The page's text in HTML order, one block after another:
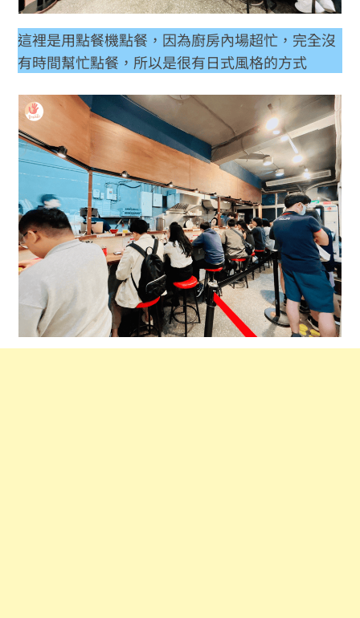
這裡是用點餐機點餐，因為廚房內場超忙，完全沒
有時間幫忙點餐，所以是很有日式風格的方式